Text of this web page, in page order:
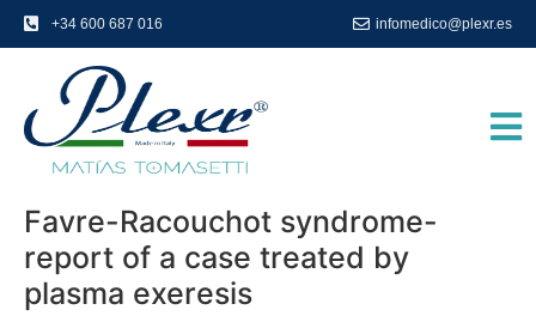
+34 600 687 016 infomedico@plexr.es
Favre-Racouchot syndrome-
report of a case treated by
plasma exeresis